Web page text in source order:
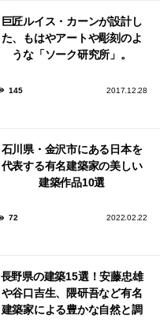
巨匠ルイス・カーンが設計し
た、もはやアートや彫刻のよ
うな「ソーク研究所」。
145 2017.12.28
石川県・金沢市にある日本を
代表する有名建築家の美しい
建築作品10選
72 2022.02.22
長野県の建築15選！安藤忠雄
や谷口吉生、隈研吾など有名
建築家による豊かな自然と調